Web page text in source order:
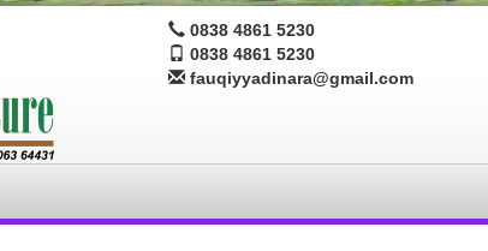
0838 4861 5230
0838 4861 5230
fauqiyyadinara@gmail.com